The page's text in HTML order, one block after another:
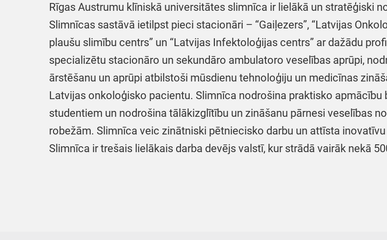
Rīgas Austrumu klīniskā universitātes slimnīca ir lielākā un stratēģiski
Slimnīcas sastāvā ietilpst pieci stacionāri – “Gaiļezers”, “Latvijas
plaušu slimību centrs” un “Latvijas Infektoloģijas centrs” ar dažādu
specializētu stacionāro un sekundāro ambulatoro veselības aprūpi,
ārstēšanu un aprūpi atbilstoši mūsdienu tehnoloģiju un medicīnas
Latvijas onkoloģisko pacientu. Slimnīca nodrošina praktisko apmācību
studentiem un nodrošina tālākizglītību un zināšanu pārnesi veselības
robežām. Slimnīca veic zinātniski pētniecisko darbu un attīsta
Slimnīca ir trešais lielākais darba devējs valstī, kur strādā vairāk nekā